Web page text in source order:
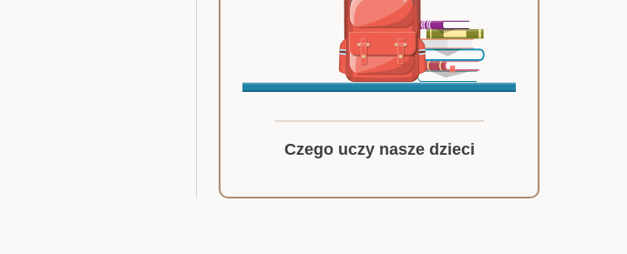
Czego uczy nasze dzieci